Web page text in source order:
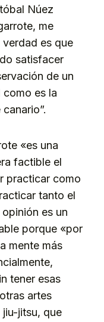
Núez
me
es que
satisfacer
de un
es la
«es una
factible el
practicar como
tanto el
es un
porque «por
mente más
tener esas
artes
jitsu, que